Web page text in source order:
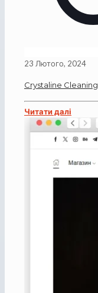
23 Лютого, 2024
Crystaline Cleaning
Читати далі